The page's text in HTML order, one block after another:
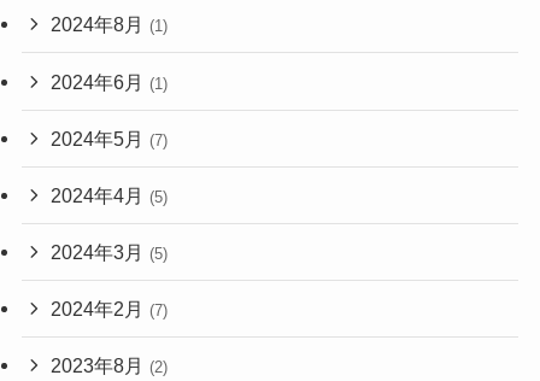
2024年8月 (1)
2024年6月 (1)
2024年5月 (7)
2024年4月 (5)
2024年3月 (5)
2024年2月 (7)
2023年8月 (2)